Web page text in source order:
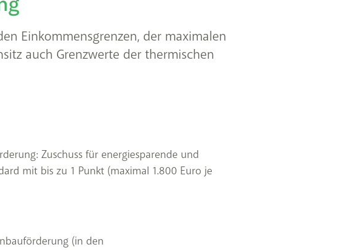
Einkommensgrenzen, der maximalen
auch Grenzwerte der thermischen
Zuschuss für energiesparende und
mit bis zu 1 Punkt (maximal 1.800 Euro je
(in den